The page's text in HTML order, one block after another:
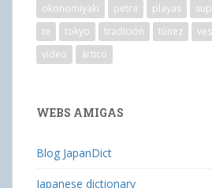
okonomiyaki
petra playas
te
tokyo tradición túnez
vídeo
ártico
WEBS AMIGAS
Blog JapanDict
Japanese dictionary